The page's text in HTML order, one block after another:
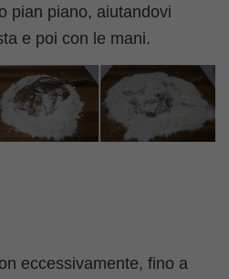
pian piano, aiutandovi
e poi con le mani.
eccessivamente, fino a